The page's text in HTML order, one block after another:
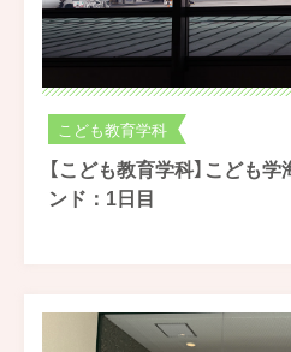
こども教育学科
【こども教育学科】こども
ンド：1日目